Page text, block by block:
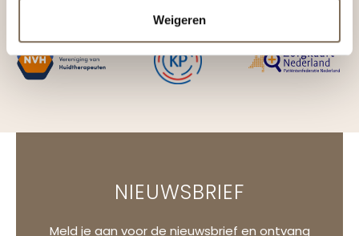
Weigeren
NIEUWSBRIEF
Meld je aan voor de nieuwsbrief en ontvang